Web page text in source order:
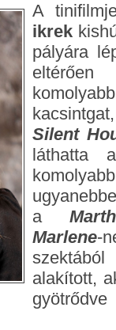
A
ikrek
pályára
Silent
láthatta
a
Marlene-
alakított,